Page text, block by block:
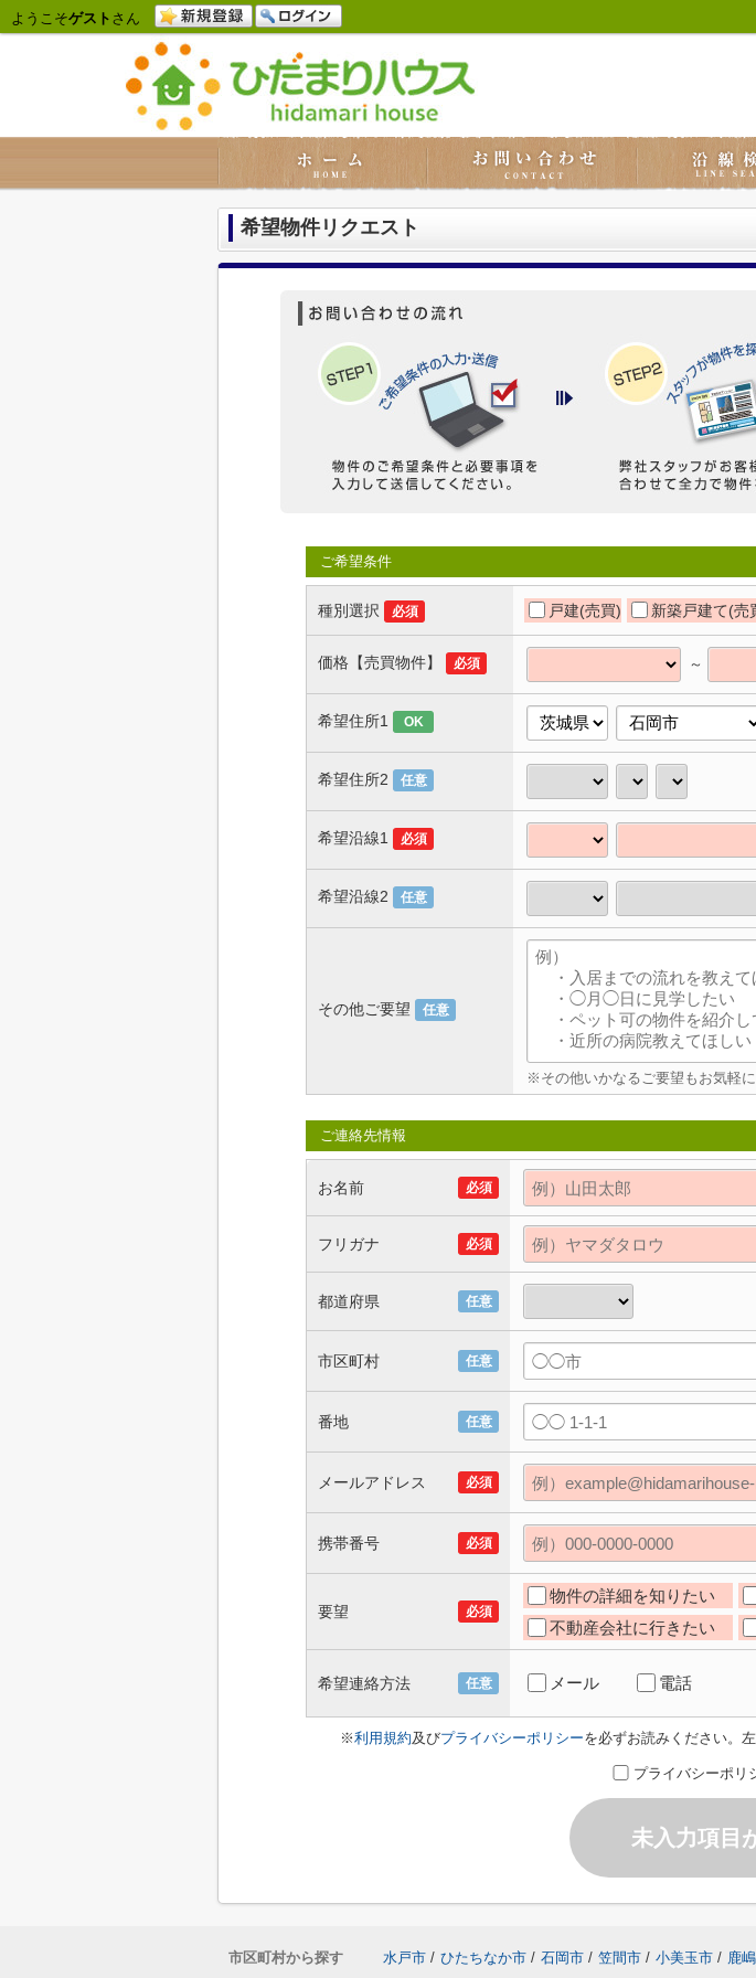
ようこそゲスト さん
希望物件リクエスト
ご希望条件
種別選択 必須 戸建(売買) 新築戸建て(売
価格【売買物件】 必須 ～
希望住所1 OK
希望住所2 任意
希望沿線1 必須
希望沿線2 任意
その他ご要望 任意
※その他いかなるご要望もお気軽
ご連絡先情報
お名前 必須
フリガナ 必須
都道府県 任意
市区町村 任意
番地 任意
メールアドレス 必須
携帯番号 必須
要望 必須
物件の詳細を知りたい
不動産会社に行きたい
希望連絡方法 任意 メール 電話
※利用規約及びプライバシーポリシーを必ずお読みください。
プライバシーポリ
未入力項目
市区町村から探す 水戸市 / ひたちなか市 / 石岡市 / 笠間市 / 小美玉市 / 鹿